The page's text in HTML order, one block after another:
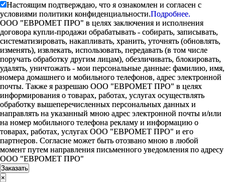
Настоящим подтверждаю, что я ознакомлен и согласен с
условиями политики конфиденциальности.Подробнее.
ООО "ЕВРОМЕТ ПРО" в целях заключения и исполнения
договора купли-продажи обрабатывать - собирать, записывать,
систематизировать, накапливать, хранить, уточнять (обновлять,
изменять), извлекать, использовать, передавать (в том числе
поручать обработку другим лицам), обезличивать, блокировать,
удалять, уничтожать - мои персональные данные: фамилию, имя,
номера домашнего и мобильного телефонов, адрес электронной
почты. Также я разрешаю ООО "ЕВРОМЕТ ПРО" в целях
информирования о товарах, работах, услугах осуществлять
обработку вышеперечисленных персональных данных и
направлять на указанный мною адрес электронной почты и/или
на номер мобильного телефона рекламу и информацию о
товарах, работах, услугах ООО "ЕВРОМЕТ ПРО" и его
партнеров. Согласие может быть отозвано мною в любой
момент путем направления письменного уведомления по адресу
ООО "ЕВРОМЕТ ПРО"
×